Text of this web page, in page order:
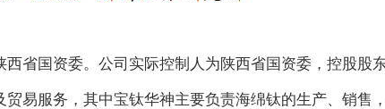
省国资委。公司实际控制人为陕西省国资委，控股股
易服务，其中宝钛华神主要负责海绵钛的生产、销售